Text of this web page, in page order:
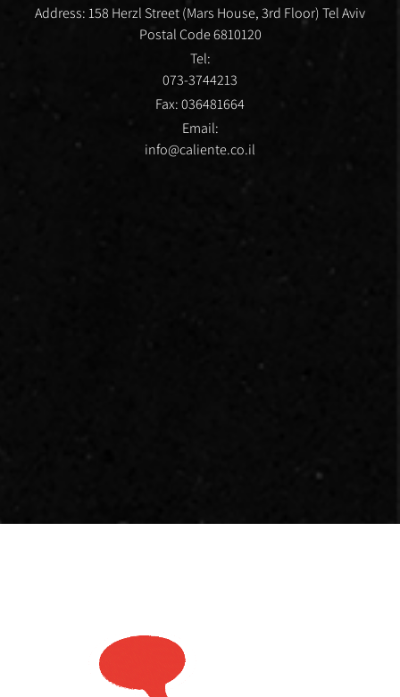
Address: 158 Herzl Street (Mars House, 3rd Floor) Tel Aviv
Postal Code 6810120
Tel:
073-3744213
Fax: 036481664
Email:
info@caliente.co.il